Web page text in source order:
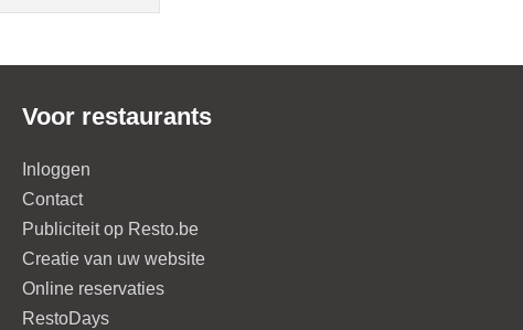
Voor restaurants
Inloggen
Contact
Publiciteit op Resto.be
Creatie van uw website
Online reservaties
RestoDays